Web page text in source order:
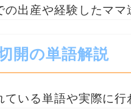
出産や経験したママ
開の単語解説
ている単語や実際に